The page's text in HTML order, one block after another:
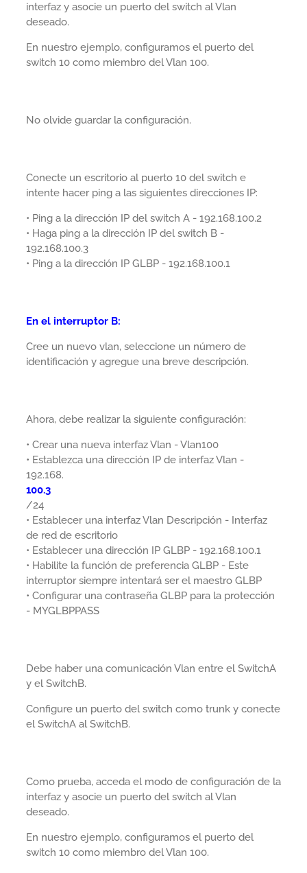
interfaz y asocie un puerto del switch al Vlan
deseado.
En nuestro ejemplo, configuramos el puerto del
switch 10 como miembro del Vlan 100.
No olvide guardar la configuración.
Conecte un escritorio al puerto 10 del switch e
intente hacer ping a las siguientes direcciones IP:
• Ping a la dirección IP del switch A - 192.168.100.2
• Haga ping a la dirección IP del switch B -
192.168.100.3
• Ping a la dirección IP GLBP - 192.168.100.1
En el interruptor B:
Cree un nuevo vlan, seleccione un número de
identificación y agregue una breve descripción.
Ahora, debe realizar la siguiente configuración:
• Crear una nueva interfaz Vlan - Vlan100
• Establezca una dirección IP de interfaz Vlan -
192.168.
100.3
/24
• Establecer una interfaz Vlan Descripción - Interfaz
de red de escritorio
• Establecer una dirección IP GLBP - 192.168.100.1
• Habilite la función de preferencia GLBP - Este
interruptor siempre intentará ser el maestro GLBP
• Configurar una contraseña GLBP para la protección
- MYGLBPPASS
Debe haber una comunicación Vlan entre el SwitchA
y el SwitchB.
Configure un puerto del switch como trunk y conecte
el SwitchA al SwitchB.
Como prueba, acceda el modo de configuración de la
interfaz y asocie un puerto del switch al Vlan
deseado.
En nuestro ejemplo, configuramos el puerto del
switch 10 como miembro del Vlan 100.